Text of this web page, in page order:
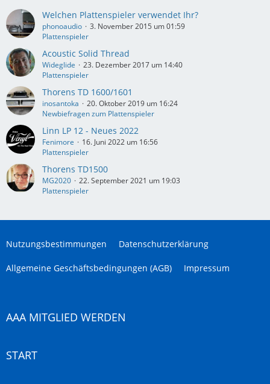
Welchen Plattenspieler verwendet Ihr?
phonoaudio
3. November 2015 um 01:59
Plattenspieler
Acoustic Solid Thread
Wideglide
23. Dezember 2017 um 14:40
Plattenspieler
Thorens TD 1600/1601
inosantoka
20. Oktober 2019 um 16:24
Newbiefragen zum Plattenspieler
Linn LP 12 - Neues 2022
Fenimore
16. Juni 2022 um 16:56
Plattenspieler
Thorens TD1500
MG2020
22. September 2021 um 19:03
Plattenspieler
Nutzungsbestimmungen Datenschutzerklärung
Allgemeine Geschäftsbedingungen (AGB) Impressum
AAA MITGLIED WERDEN
START